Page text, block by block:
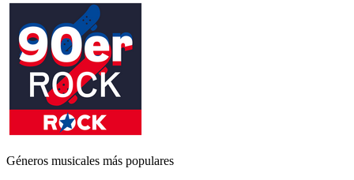
Géneros musicales más populares